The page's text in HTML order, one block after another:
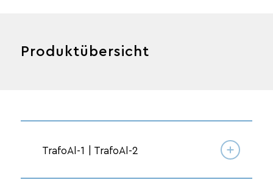
Produktübersicht
TrafoAl-1 | TrafoAl-2